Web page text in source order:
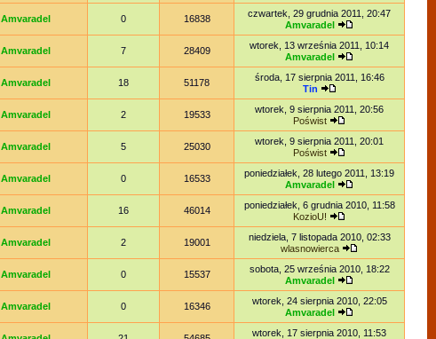
Amvaradel 0 16838
czwartek, 29 grudnia 2011, 20:47
Amvaradel
Amvaradel 7 28409
wtorek, 13 września 2011, 10:14
Amvaradel
Amvaradel 18 51178
środa, 17 sierpnia 2011, 16:46
Tin
Amvaradel 2 19533
wtorek, 9 sierpnia 2011, 20:56
Poświst
Amvaradel 5 25030
wtorek, 9 sierpnia 2011, 20:01
Poświst
Amvaradel 0 16533
poniedziałek, 28 lutego 2011, 13:19
Amvaradel
Amvaradel 16 46014
poniedziałek, 6 grudnia 2010, 11:58
KozioU!
Amvaradel 2 19001
niedziela, 7 listopada 2010, 02:33
wlasnowierca
Amvaradel 0 15537
sobota, 25 września 2010, 18:22
Amvaradel
Amvaradel 0 16346
wtorek, 24 sierpnia 2010, 22:05
Amvaradel
wtorek, 17 sierpnia 2010, 11:53